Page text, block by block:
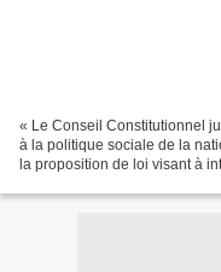
« Le Conseil Constitutionnel
à la politique sociale de la
la proposition de loi visant à